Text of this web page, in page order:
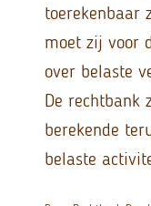
toerekenbaar
moet zij voor
over belaste
De rechtbank
berekende
belaste